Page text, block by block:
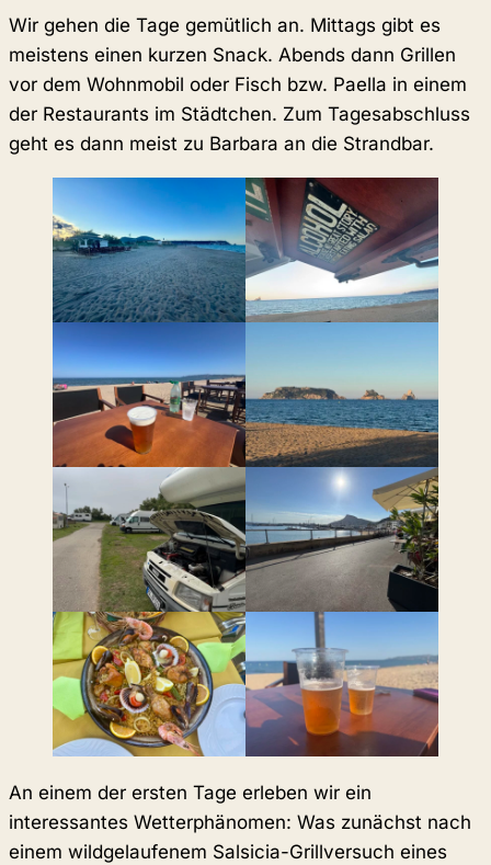
Wir gehen die Tage gemütlich an. Mittags gibt es
meistens einen kurzen Snack. Abends dann Grillen
vor dem Wohnmobil oder Fisch bzw. Paella in einem
der Restaurants im Städtchen. Zum Tagesabschluss
geht es dann meist zu Barbara an die Strandbar.
An einem der ersten Tage erleben wir ein
interessantes Wetterphänomen: Was zunächst nach
einem wildgelaufenem Salsicia-Grillversuch eines